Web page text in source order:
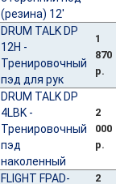
(резина) 12'
DRUM TALK DP
12H -
Тренировочный
пэд для рук
1
870
р.
DRUM TALK DP
4LBK -
Тренировочный
пэд
наколенный
2
000
р.
FLIGHT FPAD-
2